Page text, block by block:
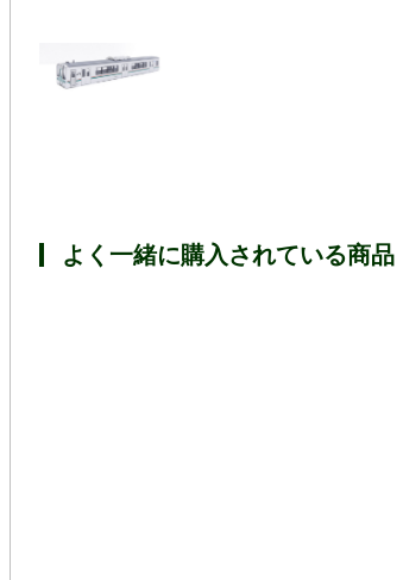
よく一緒に購入されている商品